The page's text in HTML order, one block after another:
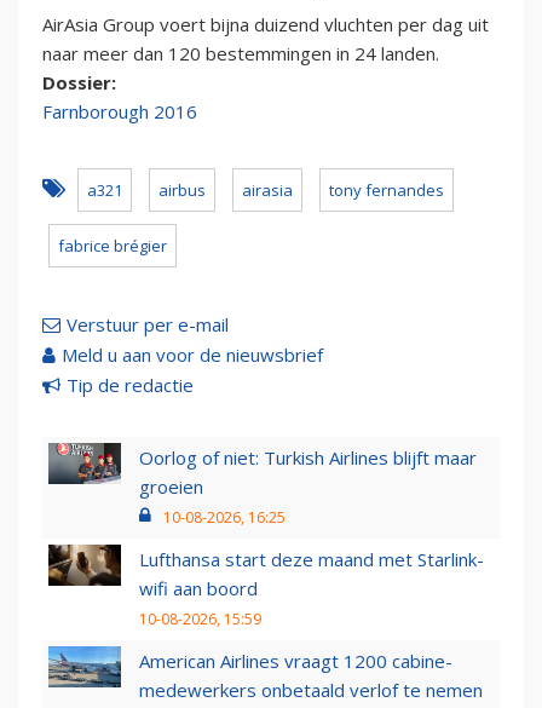
AirAsia Group voert bijna duizend vluchten per dag uit
naar meer dan 120 bestemmingen in 24 landen.
Dossier:
Farnborough 2016
a321 airbus airasia tony fernandes
fabrice brégier
Verstuur per e-mail
Meld u aan voor de nieuwsbrief
Tip de redactie
Oorlog of niet: Turkish Airlines blijft maar
groeien
10-08-2026, 16:25
Lufthansa start deze maand met Starlink-
wifi aan boord
10-08-2026, 15:59
American Airlines vraagt 1200 cabine-
medewerkers onbetaald verlof te nemen